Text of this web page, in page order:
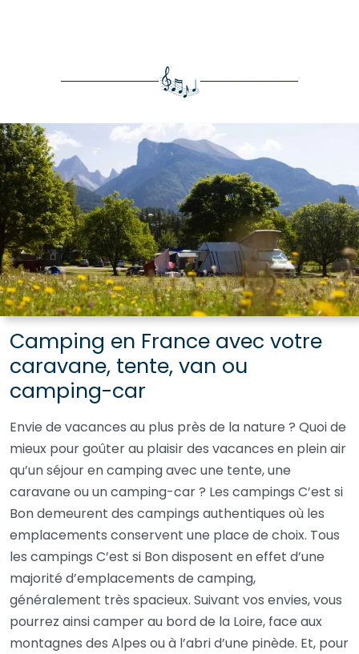
Camping en France avec votre
caravane, tente, van ou
camping-car
Envie de vacances au plus près de la nature ? Quoi de
mieux pour goûter au plaisir des vacances en plein air
qu’un séjour en camping avec une tente, une
caravane ou un camping-car ? Les campings C’est si
Bon demeurent des campings authentiques où les
emplacements conservent une place de choix. Tous
les campings C’est si Bon disposent en effet d’une
majorité d’emplacements de camping,
généralement très spacieux. Suivant vos envies, vous
pourrez ainsi camper au bord de la Loire, face aux
montagnes des Alpes ou à l’abri d’une pinède. Et, pour